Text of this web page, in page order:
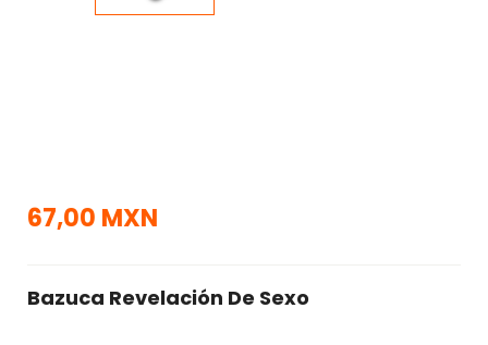
67,00 MXN
Bazuca Revelación De Sexo